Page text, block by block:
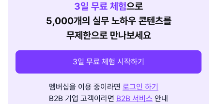
3일 무료 체험으로
5,000개의 실무 노하우 콘텐츠를
무제한으로 만나보세요
3일 무료 체험 시작하기
멤버십을 이용 중이라면 로그인 하기
B2B 기업 고객이라면 B2B 서비스 안내